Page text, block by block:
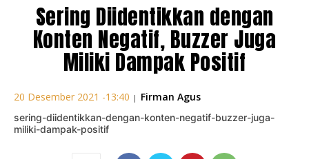
Sering Diidentikkan dengan
Konten Negatif, Buzzer Juga
Miliki Dampak Positif
20 Desember 2021 -13:40 | Firman Agus
sering-diidentikkan-dengan-konten-negatif-buzzer-juga-
miliki-dampak-positif